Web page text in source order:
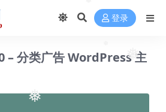
❅
❅
登录
– 分类广告 WordPress 主